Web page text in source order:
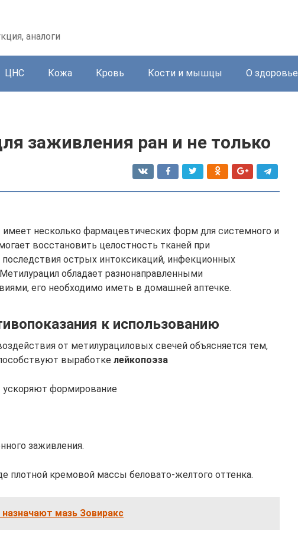
аналоги
ЦНС Кожа Кровь Кости и мышцы О здоровье
заживления ран и не только
несколько фармацевтических форм для системного и
восстановить целостность тканей при
последствия острых интоксикаций, инфекционных
обладает разнонаправленными
его необходимо иметь в домашней аптечке.
к использованию
от метилурациловых свечей объясняется тем,
выработке лейкопоэза
формирование
заживления.
плотной кремовой массы беловато-желтого оттенка.
назначают мазь Зовиракс